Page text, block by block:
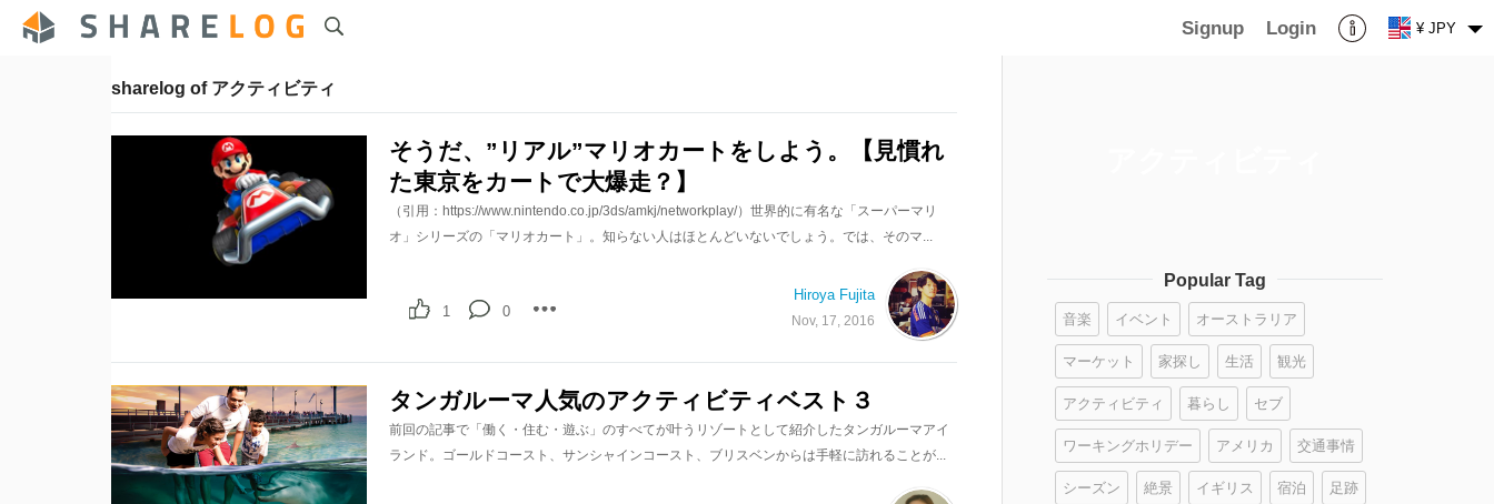
Signup Login ¥ JPY
sharelog of アクティビティ
そうだ、”リアル”マリオカートをしよう。【見慣れ
た東京をカートで大爆走？】
（引用：https://www.nintendo.co.jp/3ds/amkj/networkplay/）世界的に有名な「スーパーマリ
オ」シリーズの「マリオカート」。知らない人はほとんどいないでしょう。では、そのマ...
Hiroya Fujita
Nov, 17, 2016
0
1
タンガルーマ人気のアクティビティベスト３
前回の記事で「働く・住む・遊ぶ」のすべてが叶うリゾートとして紹介したタンガルーマアイ
ランド。ゴールドコースト、サンシャインコースト、ブリスベンからは手軽に訪れることが...
Popular Tag
音楽 イベント オーストラリア
マーケット 家探し 生活 観光
アクティビティ 暮らし セブ
ワーキングホリデー アメリカ 交通事情
シーズン 絶景 イギリス 宿泊 足跡